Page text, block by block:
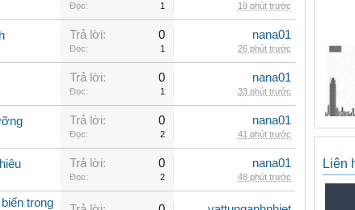
Đọc: 1 19 phút trước
Trả lời: 0
Đọc: 1
nana01
26 phút trước
Trả lời: 0
Đọc: 1
nana01
33 phút trước
Trả lời: 0
Đọc: 2
nana01
41 phút trước
Trả lời: 0
Đọc: 2
nana01
48 phút trước
trong
Liên